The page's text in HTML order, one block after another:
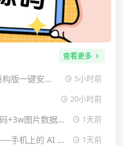
查看更多
冰狱EP面板，kangle重构版一键安装脚本
5小时前
20小时前
微博美女图片采集站源码+3w图片数据分享
1天前
【原创开源】AiCode——手机上的 AI 编程工具
1天前